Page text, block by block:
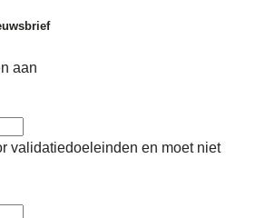
aan
validatiedoeleinden en moet niet